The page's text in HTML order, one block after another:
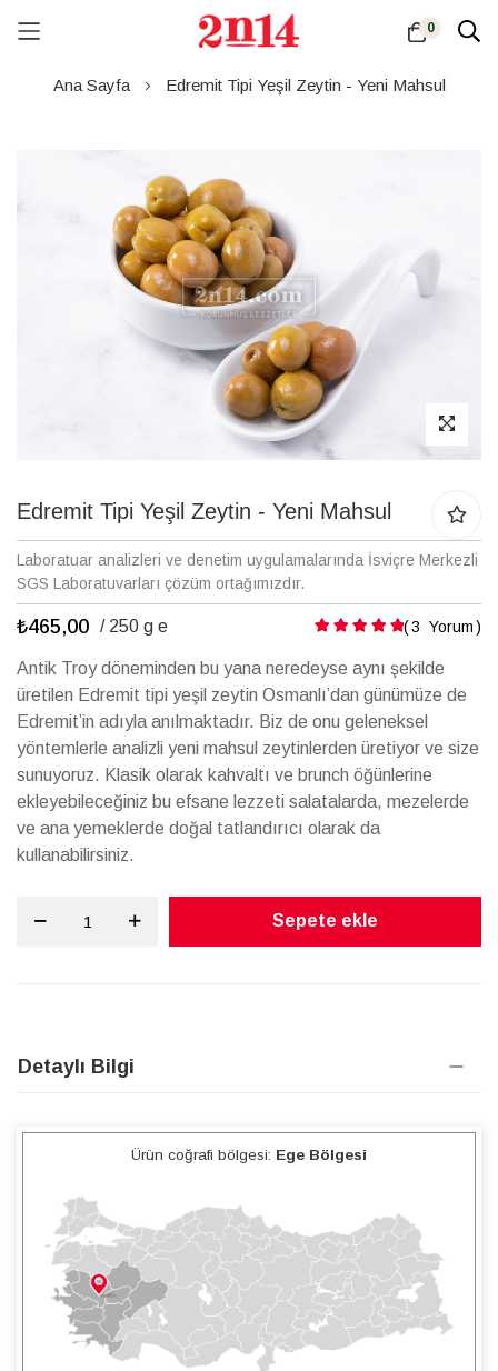
0
Ana Sayfa Edremit Tipi Yeşil Zeytin - Yeni Mahsul
galerisinin
atla
Edremit Tipi Yeşil Zeytin - Yeni Mahsul
Laboratuar analizleri ve denetim uygulamalarında İsviçre Merkezli
SGS Laboratuvarları çözüm ortağımızdır.
₺465,00 / 250 g e Puanlama: 3 Yorum
Antik Troy döneminden bu yana neredeyse aynı şekilde
üretilen Edremit tipi yeşil zeytin Osmanlı’dan günümüze de
Edremit’in adıyla anılmaktadır. Biz de onu geleneksel
yöntemlerle analizli yeni mahsul zeytinlerden üretiyor ve size
sunuyoruz. Klasik olarak kahvaltı ve brunch öğünlerine
ekleyebileceğiniz bu efsane lezzeti salatalarda, mezelerde
ve ana yemeklerde doğal tatlandırıcı olarak da
kullanabilirsiniz.
Sepete ekle
Detaylı Bilgi
Ürün coğrafi bölgesi: Ege Bölgesi